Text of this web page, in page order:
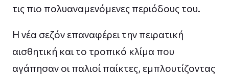
τις πιο πολυαναμενόμενες περιόδους του.
Η νέα σεζόν επαναφέρει την πειρατική
αισθητική και το τροπικό κλίμα που
αγάπησαν οι παλιοί παίκτες, εμπλουτίζοντας